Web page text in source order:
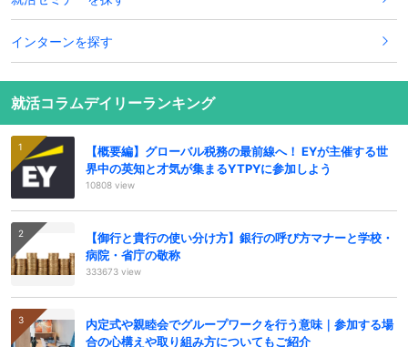
インターンを探す
就活コラムデイリーランキング
【概要編】グローバル税務の最前線へ！ EYが主催する世
界中の英知と才気が集まるYTPYに参加しよう
10808 view
【御行と貴行の使い分け方】銀行の呼び方マナーと学校・
病院・省庁の敬称
333673 view
内定式や親睦会でグループワークを行う意味｜参加する場
合の心構えや取り組み方についてもご紹介